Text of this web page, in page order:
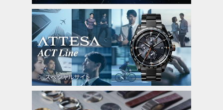
時)
衛星電波受信機能
位置情報取得機能
パーペチュアルカレンダー
デイ＆デイト表示
1/20秒クロノグラフ(24時間計)
ダブルダイレクトフライト
ワールドタイム機能(39時差)
サマータイム機能